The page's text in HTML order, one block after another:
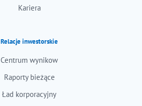
Kariera
Relacje inwestorskie
Centrum wynikow
Raporty bieżące
Ład korporacyjny